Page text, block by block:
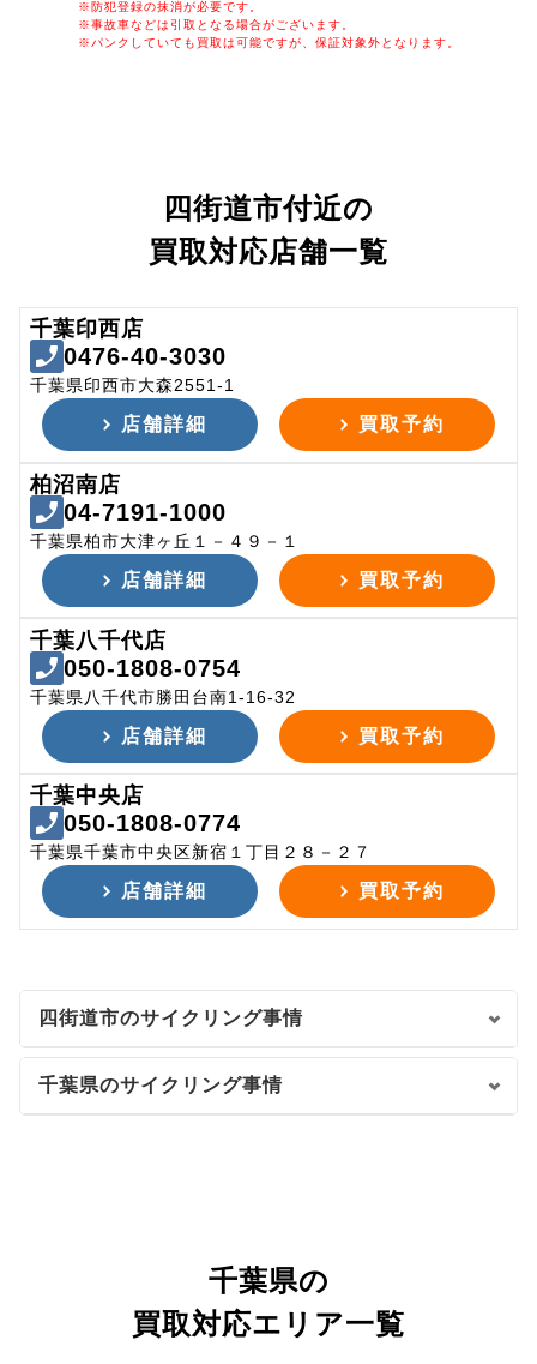
※防犯登録の抹消が必要です。
※事故車などは引取となる場合がございます。
※パンクしていても買取は可能ですが、保証対象外となります。
四街道市付近の
買取対応店舗一覧
千葉印西店
0476-40-3030
千葉県印西市大森2551-1
店舗詳細 買取予約
柏沼南店
04-7191-1000
千葉県柏市大津ヶ丘１－４９－１
店舗詳細 買取予約
千葉八千代店
050-1808-0754
千葉県八千代市勝田台南1-16-32
店舗詳細 買取予約
千葉中央店
050-1808-0774
千葉県千葉市中央区新宿１丁目２８－２７
店舗詳細 買取予約
四街道市のサイクリング事情
千葉県のサイクリング事情
千葉県の
買取対応エリア一覧